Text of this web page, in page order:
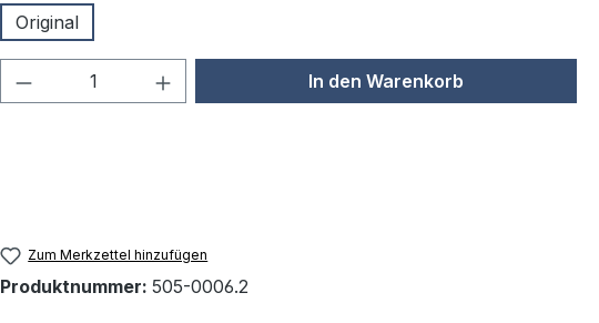
Original
Produkt Anzahl: Gib den gewünschten Wert
In den Warenkorb
Zum Merkzettel hinzufügen
Produktnummer: 505-0006.2